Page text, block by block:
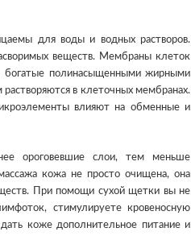
для воды и водных растворов.
веществ. Мембраны клеток
богатые полинасыщенными жирными
в клеточных мембранах.
влияют на обменные и
ороговевшие слои, тем меньше
кожа не просто очищена, она
При помощи сухой щетки вы не
стимулируете кровеносную
коже дополнительное питание и